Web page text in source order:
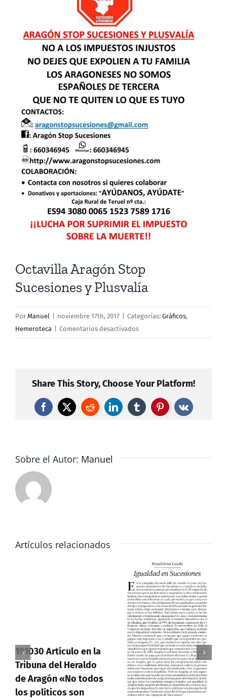
Octavilla Aragón Stop
Sucesiones y Plusvalía
Por Manuel noviembre 17th, 2017 Categorías: Gráficos,
Hemeroteca
Comentarios desactivadosen
Sucesiones
Plusvalía
Share This Story, Choose Your Platform!
Facebook
X RedditLinkedInTumblrPinterest
Vk
Sobre el Autor: Manuel
Artículos relacionados
191030 Artículo en la
Tribuna del Heraldo
de Aragón «No todos
los políticos son